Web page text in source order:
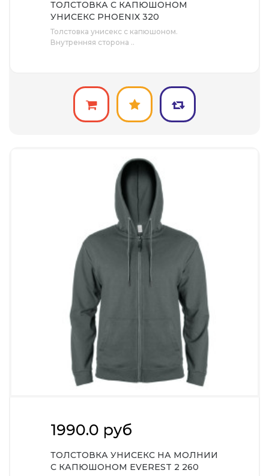
ТОЛСТОВКА С КАПЮШОНОМ
УНИСЕКС PHOENIX 320
Толстовка унисекс с капюшоном.
Внутренняя сторона ..
1990.0 руб
ТОЛСТОВКА УНИСЕКС НА МОЛНИИ
С КАПЮШОНОМ EVEREST 2 260